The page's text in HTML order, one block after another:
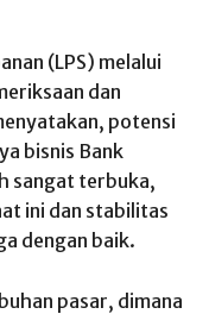
(LPS) melalui
dan
potensi
bisnis Bank
sangat terbuka,
ini dan stabilitas
dengan baik.
pasar, dimana